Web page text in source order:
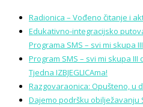
Radionica – Vođeno čitanje i
Edukativno-integracijsko
Programa SMS – svi mi skupa III
Program SMS – svi mi skupa
Tjedna IZBJEGLICAma!
Razgovaraonica: Opušteno, u
Dajemo podršku obilježavanju